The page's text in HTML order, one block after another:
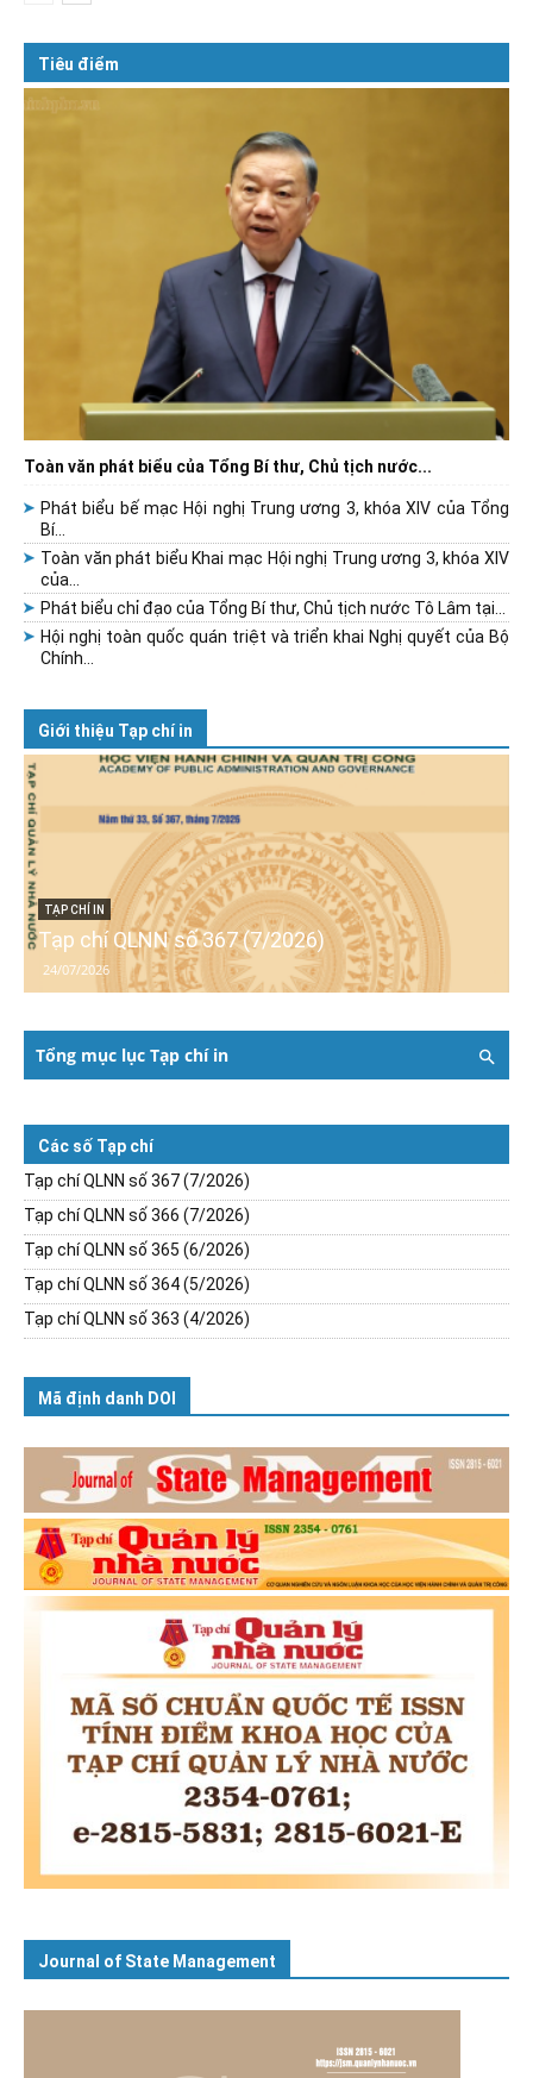
Tiêu điểm
Toàn văn phát biểu của Tổng Bí thư, Chủ tịch nước...
Phát biểu bế mạc Hội nghị Trung ương 3, khóa XIV của Tổng
Bí...
Toàn văn phát biểu Khai mạc Hội nghị Trung ương 3, khóa XIV
của...
Phát biểu chỉ đạo của Tổng Bí thư, Chủ tịch nước Tô Lâm tại...
Hội nghị toàn quốc quán triệt và triển khai Nghị quyết của Bộ
Chính...
Giới thiệu Tạp chí in
TẠP CHÍ IN
Tạp chí QLNN số 367 (7/2026)
24/07/2026
Tổng mục lục Tạp chí in
Các số Tạp chí
Tạp chí QLNN số 367 (7/2026)
Tạp chí QLNN số 366 (7/2026)
Tạp chí QLNN số 365 (6/2026)
Tạp chí QLNN số 364 (5/2026)
Tạp chí QLNN số 363 (4/2026)
Mã định danh DOI
Journal of State Management